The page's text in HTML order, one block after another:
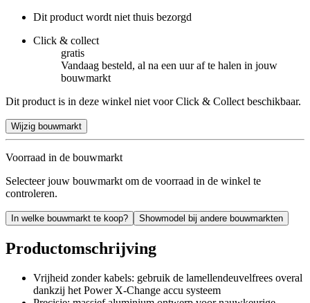
Dit product wordt niet thuis bezorgd
Click & collect
gratis
Vandaag besteld, al na een uur af te halen in jouw
bouwmarkt
Dit product is in deze winkel niet voor Click & Collect beschikbaar.
Wijzig bouwmarkt
Voorraad in de bouwmarkt
Selecteer jouw bouwmarkt om de voorraad in de winkel te
controleren.
In welke bouwmarkt te koop? Showmodel bij andere bouwmarkten
Productomschrijving
Vrijheid zonder kabels: gebruik de lamellendeuvelfrees overal
dankzij het Power X-Change accu systeem